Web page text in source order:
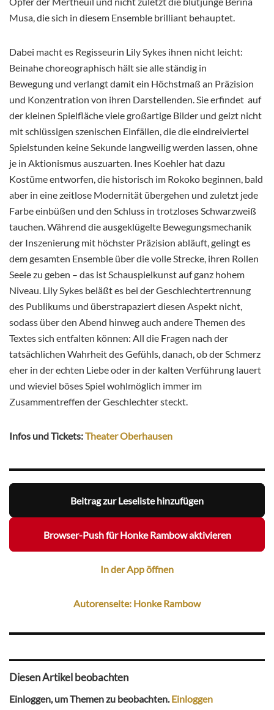
Musa, die sich in diesem Ensemble brilliant behauptet.
Dabei macht es Regisseurin Lily Sykes ihnen nicht leicht:
Beinahe choreographisch hält sie alle ständig in
Bewegung und verlangt damit ein Höchstmaß an Präzision
und Konzentration von ihren Darstellenden. Sie erfindet auf
der kleinen Spielfläche viele großartige Bilder und geizt nicht
mit schlüssigen szenischen Einfällen, die die eindreiviertel
Spielstunden keine Sekunde langweilig werden lassen, ohne
je in Aktionismus auszuarten. Ines Koehler hat dazu
Kostüme entworfen, die historisch im Rokoko beginnen, bald
aber in eine zeitlose Modernität übergehen und zuletzt jede
Farbe einbüßen und den Schluss in trotzloses Schwarzweiß
tauchen. Während die ausgeklügelte Bewegungsmechanik
der Inszenierung mit höchster Präzision abläuft, gelingt es
dem gesamten Ensemble über die volle Strecke, ihren Rollen
Seele zu geben – das ist Schauspielkunst auf ganz hohem
Niveau. Lily Sykes beläßt es bei der Geschlechtertrennung
des Publikums und überstrapaziert diesen Aspekt nicht,
sodass über den Abend hinweg auch andere Themen des
Textes sich entfalten können: All die Fragen nach der
tatsächlichen Wahrheit des Gefühls, danach, ob der Schmerz
eher in der echten Liebe oder in der kalten Verführung lauert
und wieviel böses Spiel wohlmöglich immer im
Zusammentreffen der Geschlechter steckt.
Infos und Tickets:Theater Oberhausen
Beitrag zur Leseliste hinzufügen
Browser-Push für Honke Rambow aktivieren
In der App öffnen
Autorenseite: Honke Rambow
Diesen Artikel beobachten
Einloggen, um Themen zu beobachten.Einloggen